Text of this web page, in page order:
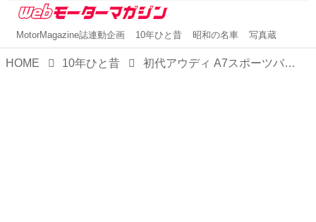
MotorMagazine誌連動企画 10年ひと昔 昭和の名車 写真蔵
HOME 10年ひと昔 初代アウディ A7スポーツバックはメルセデス・ベンツCLSへの強烈なカウンターパンチだった【10年ひと昔の新車】